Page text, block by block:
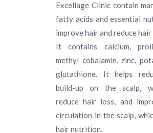
Excellage Clinic contain
fatty acids and essential
improve hair and reduce hair
It contains calcium,
methyl cobalamin, zinc,
glutathione. It helps
build-up on the scalp,
reduce hair loss, and
circulation in the scalp,
hair nutrition.